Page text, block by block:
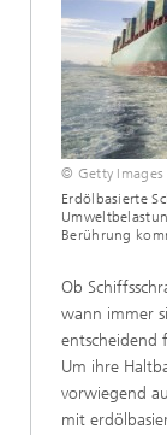
© Getty Images
Erdölbasierte
Berührung
Ob
wann immer
entscheidend
Um ihre
vorwiegend
mit